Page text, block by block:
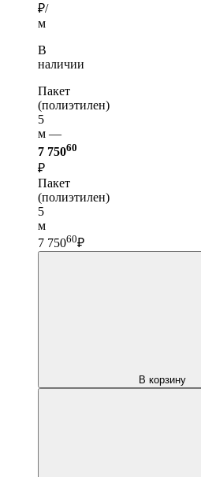
₽/
м
В
наличии
Пакет
(полиэтилен)
5
м —
7 75060
₽
Пакет
(полиэтилен)
5
м
7 75060₽
В корзину